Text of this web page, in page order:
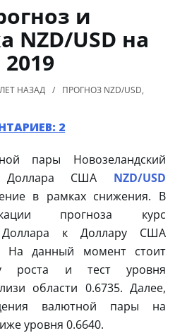
и
NZD/USD на
НАЗАД ПРОГНОЗ NZD/USD,
2
пары Новозеландский
Доллара США NZD/USD
в рамках снижения. В
прогноза курс
Доллара к Доллару США
На данный момент стоит
роста и тест уровня
области 0.6735. Далее,
валютной пары на
уровня 0.6640.